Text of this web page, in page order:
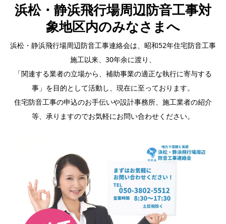
浜松・静浜飛行場周辺防音工事対
象地区内のみなさまへ
浜松・静浜飛行場周辺防音工事連絡会は、昭和52年住宅防音工事
施工以来、30年余に渡り、
「関連する業者の立場から、補助事業の適正な執行に寄与する
事」を目的として活動し、現在に至っております。
住宅防音工事の申込のお手伝いや設計事務所、施工業者の紹介
等、承りますのでお気軽にお問い合わせください。